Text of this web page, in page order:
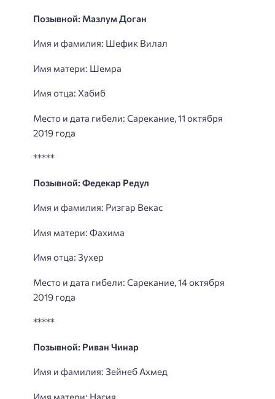
Позывной: Мазлум Доган
Имя и фамилия: Шефик Вилал
Имя матери: Шемра
Имя отца: Хабиб
Место и дата гибели: Сарекание, 11 октября
2019 года
*****
Позывной: Федекар Редул
Имя и фамилия: Ризгар Векас
Имя матери: Фахима
Имя отца: Зухер
Место и дата гибели: Сарекание, 14 октября
2019 года
*****
Позывной: Риван Чинар
Имя и фамилия: Зейнеб Ахмед
Имя матери: Насия